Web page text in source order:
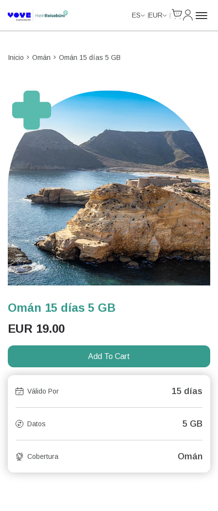
ES EUR
Inicio Omán Omán 15 días 5 GB
Omán 15 días 5 GB
EUR 19.00
Add To Cart
Válido Por 15 días
Datos 5 GB
Cobertura Omán